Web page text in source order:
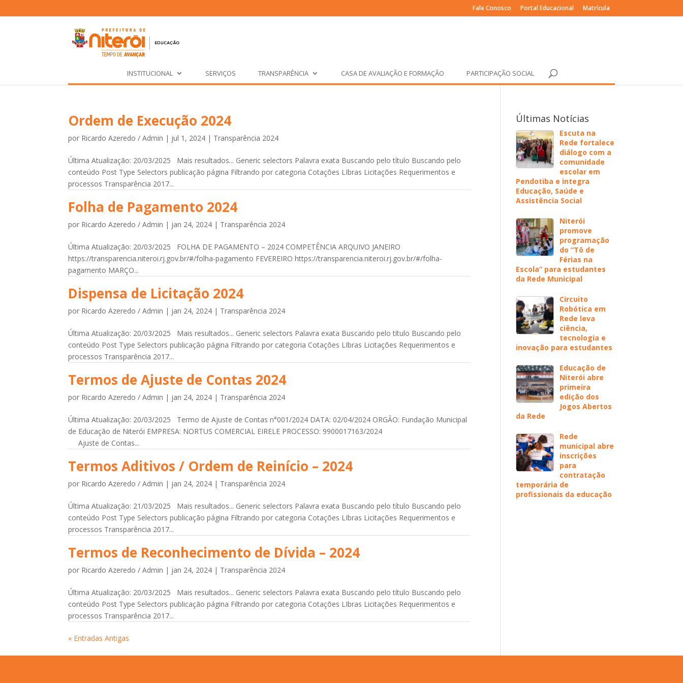
Fale Conosco Portal Educacional Matrícula
INSTITUCIONAL SERVIÇOS TRANSPARÊNCIA CASA DE AVALIAÇÃO E FORMAÇÃO PARTICIPAÇÃO SOCIAL
Ordem de Execução 2024
por Ricardo Azeredo / Admin | jul 1, 2024 | Transparência 2024
Última Atualização: 20/03/2025 Mais resultados... Generic selectors Palavra exata Buscando pelo título Buscando pelo
conteúdo Post Type Selectors publicação página Filtrando por categoria Cotações LIbras Licitações Requerimentos e
processos Transparência 2017...
Folha de Pagamento 2024
por Ricardo Azeredo / Admin | jan 24, 2024 | Transparência 2024
Última Atualização: 20/03/2025 FOLHA DE PAGAMENTO – 2024 COMPETÊNCIA ARQUIVO JANEIRO
https://transparencia.niteroi.rj.gov.br/#/folha-pagamento FEVEREIRO https://transparencia.niteroi.rj.gov.br/#/folha-
pagamento MARÇO...
Dispensa de Licitação 2024
por Ricardo Azeredo / Admin | jan 24, 2024 | Transparência 2024
Última Atualização: 20/03/2025 Mais resultados... Generic selectors Palavra exata Buscando pelo título Buscando pelo
conteúdo Post Type Selectors publicação página Filtrando por categoria Cotações LIbras Licitações Requerimentos e
processos Transparência 2017...
Termos de Ajuste de Contas 2024
por Ricardo Azeredo / Admin | jan 24, 2024 | Transparência 2024
Última Atualização: 20/03/2025 Termo de Ajuste de Contas n°001/2024 DATA: 02/04/2024 ORGÃO: Fundação Municipal
de Educação de Niterói EMPRESA: NORTUS COMERCIAL EIRELE PROCESSO: 9900017163/2024
Ajuste de Contas...
Termos Aditivos / Ordem de Reinício – 2024
por Ricardo Azeredo / Admin | jan 24, 2024 | Transparência 2024
Última Atualização: 21/03/2025 Mais resultados... Generic selectors Palavra exata Buscando pelo título Buscando pelo
conteúdo Post Type Selectors publicação página Filtrando por categoria Cotações LIbras Licitações Requerimentos e
processos Transparência 2017...
Termos de Reconhecimento de Dívida – 2024
por Ricardo Azeredo / Admin | jan 24, 2024 | Transparência 2024
Última Atualização: 20/03/2025 Mais resultados... Generic selectors Palavra exata Buscando pelo título Buscando pelo
conteúdo Post Type Selectors publicação página Filtrando por categoria Cotações LIbras Licitações Requerimentos e
processos Transparência 2017...
« Entradas Antigas
Últimas Notícias
Escuta na
Rede fortalece
diálogo com a
comunidade
escolar em
Pendotiba e integra
Educação, Saúde e
Assistência Social
Niterói
promove
programação
do “Tô de
Férias na
Escola” para estudantes
da Rede Municipal
Circuito
Robótica em
Rede leva
ciência,
tecnologia e
inovação para estudantes
Educação de
Niterói abre
primeira
edição dos
Jogos Abertos
da Rede
Rede
municipal abre
inscrições
para
contratação
temporária de
profissionais da educação